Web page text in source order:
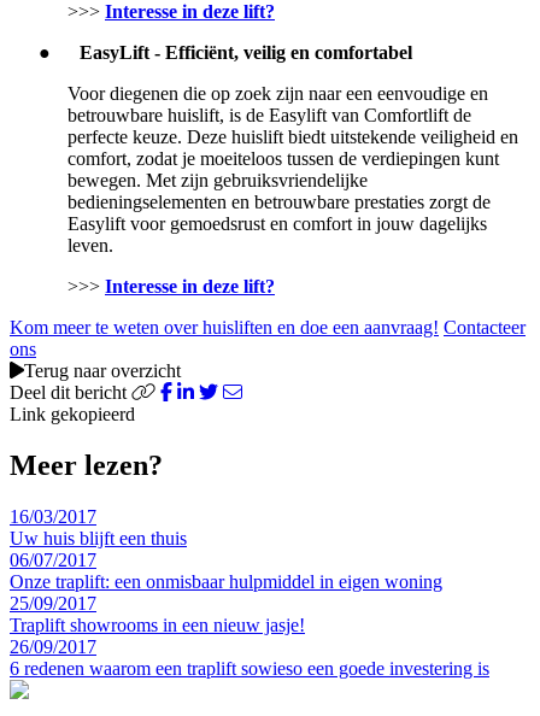
>>> Interesse in deze lift?
● EasyLift - Efficiënt, veilig en comfortabel
Voor diegenen die op zoek zijn naar een eenvoudige en
betrouwbare huislift, is de Easylift van Comfortlift de
perfecte keuze. Deze huislift biedt uitstekende veiligheid en
comfort, zodat je moeiteloos tussen de verdiepingen kunt
bewegen. Met zijn gebruiksvriendelijke
bedieningselementen en betrouwbare prestaties zorgt de
Easylift voor gemoedsrust en comfort in jouw dagelijks
leven.
>>> Interesse in deze lift?
Kom meer te weten over huisliften en doe een aanvraag! Contacteer
ons
Terug naar overzicht
Deel dit bericht
Link gekopieerd
Meer lezen?
16/03/2017
Uw huis blijft een thuis
06/07/2017
Onze traplift: een onmisbaar hulpmiddel in eigen woning
25/09/2017
Traplift showrooms in een nieuw jasje!
26/09/2017
6 redenen waarom een traplift sowieso een goede investering is